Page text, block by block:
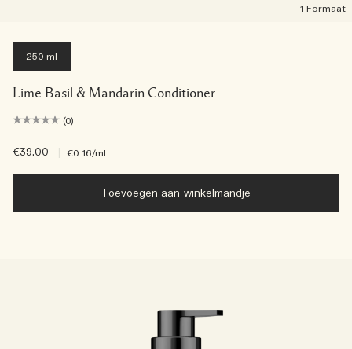
1 Formaat
250 ml
Lime Basil & Mandarin Conditioner
(0)
€39.00 €0.16/ml
Toevoegen aan winkelmandje